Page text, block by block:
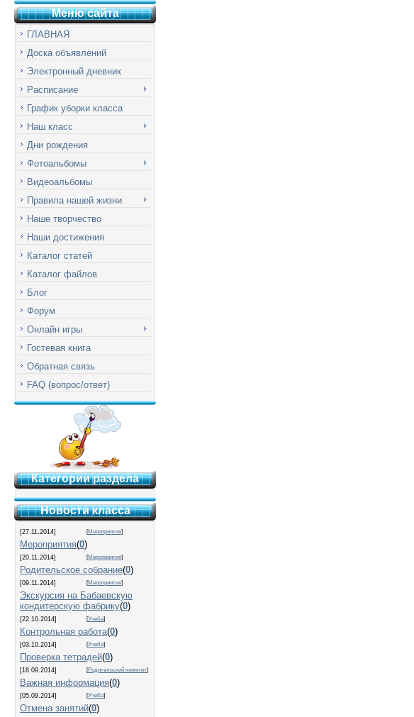
Меню сайта
ГЛАВНАЯ
Доска объявлений
Электронный дневник
Расписание
График уборки класса
Наш класс
Дни рождения
Фотоальбомы
Видеоальбомы
Правила нашей жизни
Наше творчество
Наши достижения
Каталог статей
Каталог файлов
Блог
Форум
Онлайн игры
Гостевая книга
Обратная связь
FAQ (вопрос/ответ)
Категории раздела
Новости класса
[27.11.2014] [Мероприятия]
Мероприятия(0)
[20.11.2014] [Мероприятия]
Родительское собрание(0)
[09.11.2014] [Мероприятия]
Экскурсия на Бабаевскую
кондитерскую фабрику(0)
[22.10.2014] [Учеба]
Контрольная работа(0)
[03.10.2014] [Учеба]
Проверка тетрадей(0)
[18.09.2014] [Родительский комитет]
Важная информация(0)
[05.09.2014] [Учеба]
Отмена занятий(0)